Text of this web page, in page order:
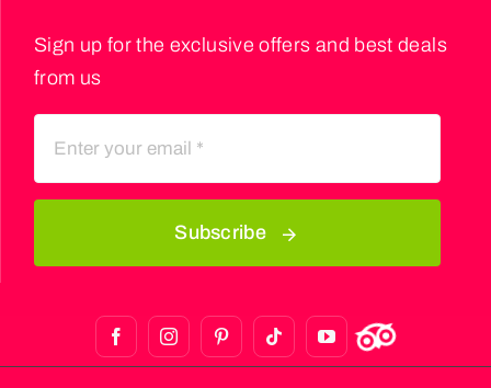
Sign up for the exclusive offers and best deals
from us
Subscribe